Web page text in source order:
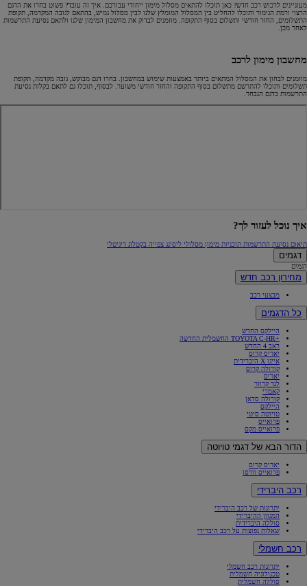
מעוניינים לרכוש רכב חדש? כאן תוכלו להתאים מסלול מימון ייחודי עבורכם. איך זה עובד? פשוט בחרו את הדגם
הרצוי ורמת הגימור ותוכלו להחליט בין המסלול המומלץ שלנו לבין מסלול גמיש, בהתאם לגובה המקדמה, תקופת
התשלומים, החזר חודשי ותשלום בסוף התקופה. מוזמנים לבדוק את מחשבון המימון שלנו ולתאם נסיעת התרשמות
לאחר מכן.
מחשבון מימון לרכב
מוזמנים לבחון את המסלול המתאים ביותר באמצעות שימוש במחשבון. בחרו דגם מבוקש, גובה מקדמה, תקופת
תשלומים ותוכלו להתרשם מתשלום בסוף התקופה והחזר חודשי משוער. לבסוף, תוכלו גם לתאם בקלות נסיעת
התרשמות בדגם הנבחר.
איך נוכל לעזור לך?
תיאום נסיעת התרשמות תוכניות מימון מסלולי ליסינג צפייה בקטלוג דיגיטלי
דגמים
דגמים
מחירון רכב חדש
מבצעי רכב
כל הדגמים
היילקס החדש
+TOYOTA C-HR החשמלית החדשה
ראב 4 החדש
יאריס קרוס
אייגו X היברידית
קורולה קרוס
יאריס
לנד קרוזר
קאמרי
קורולה סדאן
היילקס
טויוטה סיטי
פרואייס
פרואייס מקס
הדור הבא של דגמי טויוטה
יאריס קרוס
פרואייס וורסו
רכב היברידי
יתרונות של רכב היברידי
המגוון ההיברידי
סוללה היברידית
שאלות נפוצות על רכב היברידי
רכב חשמלי
יתרונות רכב חשמלי
טכנולוגיה חשמלית
סוללה חשמלית